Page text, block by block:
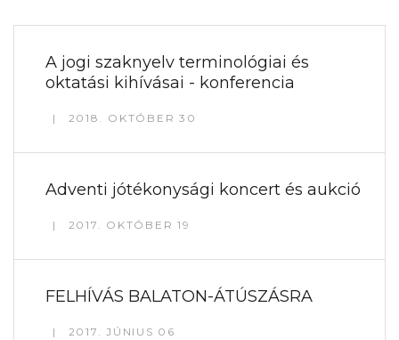
A jogi szaknyelv terminológiai és
oktatási kihívásai - konferencia
2018. OKTÓBER 30
Adventi jótékonysági koncert és aukció
2017. OKTÓBER 19
FELHÍVÁS BALATON-ÁTÚSZÁSRA
2017. JÚNIUS 06